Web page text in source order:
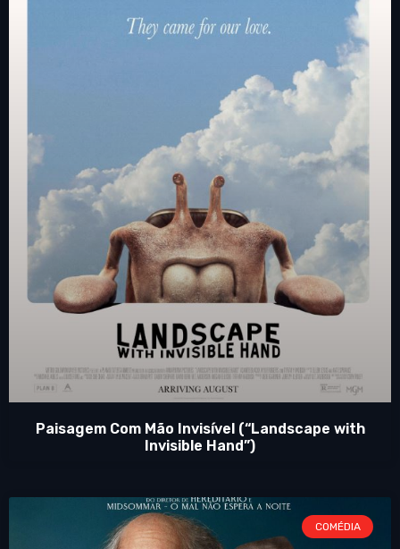
Paisagem Com Mão Invisível (“Landscape with
Invisible Hand”)
COMÉDIA